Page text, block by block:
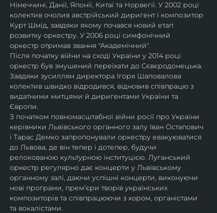
Німеччині, Данії, Японії, Китаї та Норвегії. У 2002 році
колектив очолив австрійський диригент і композитор
Курт Шмід, завдяки якому почався новий етап
розвитку оркестру. У 2006 році симфонічний
оркестр отримав звання "Академічний".
Після початку війни на сході України у 2014 році
оркестр був змушений переїхати до Сєвєродонецька.
Завдяки зусиллям директора Ігоря Шаповалова
колектив швидко відродився, відновив співпрацю з
видатними митцями й диригентами України та
Європи.
З початком повномасштабної війни росії про України
керівники Львівського органного залу Іван Остапович
і Тарас Демко запропонували оркестру евакуюватися
до Львова, де він тепер і дотепер, будучи
релокованою культурною інституцією. Луганський
оркестр регулярно дає концерти у Львівському
органному залі, даючи успішні концерти, виконуючи
нові програми, прем’єри творів українських
композиторів та співпрацюючи з хором, органістами
та вокалістами.